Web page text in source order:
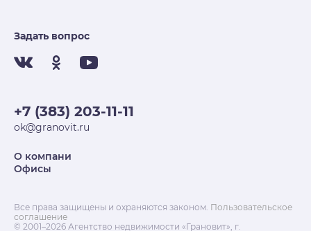
Задать вопрос
+7 (383) 203-11-11
ok@granovit.ru
О компани
Офисы
Все права защищены и охраняются законом. Пользовательское
соглашение
© 2001–2026 Агентство недвижимости «Грановит», г.